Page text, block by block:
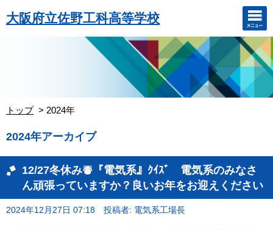
大阪府立佐野工科高等学校
トップ 2024年
2024年アーカイブ
12/27冬休み⛇『電気系』ｸｲｽﾞ 電気系のみなさ
ん頑張っていますか？良いお年をお迎えください
2024年12月27日 07:18 投稿者: 電気系工場長